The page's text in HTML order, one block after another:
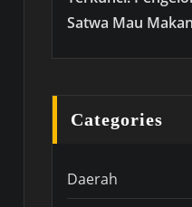
Satwa Mau
Categories
Daerah